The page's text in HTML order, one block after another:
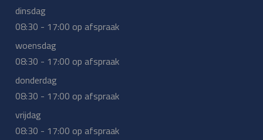
dinsdag
08:30 - 17:00 op afspraak
woensdag
08:30 - 17:00 op afspraak
donderdag
08:30 - 17:00 op afspraak
vrijdag
08:30 - 17:00 op afspraak